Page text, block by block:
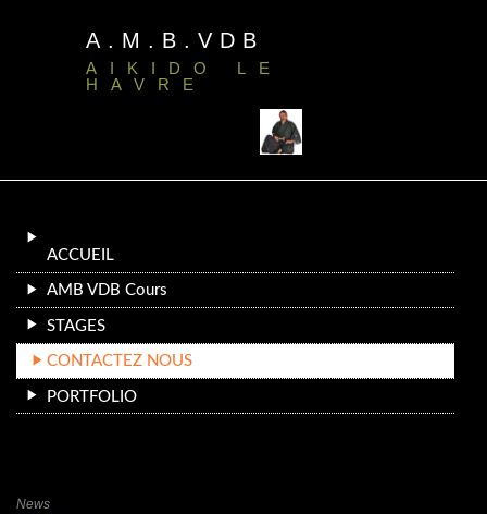
A.M.B.VDB
AIKIDO LE
HAVRE
ACCUEIL
AMB VDB Cours
STAGES
CONTACTEZ NOUS
PORTFOLIO
News